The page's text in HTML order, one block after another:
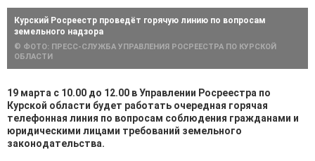
Курский Росреестр проведёт горячую линию по вопросам
земельного надзора
© ФОТО: ПРЕСС-СЛУЖБА УПРАВЛЕНИЯ РОСРЕЕСТРА ПО КУРСКОЙ
ОБЛАСТИ
19 марта с 10.00 до 12.00 в Управлении Росреестра по
Курской области будет работать очередная горячая
телефонная линия по вопросам соблюдения гражданами и
юридическими лицами требований земельного
законодательства.